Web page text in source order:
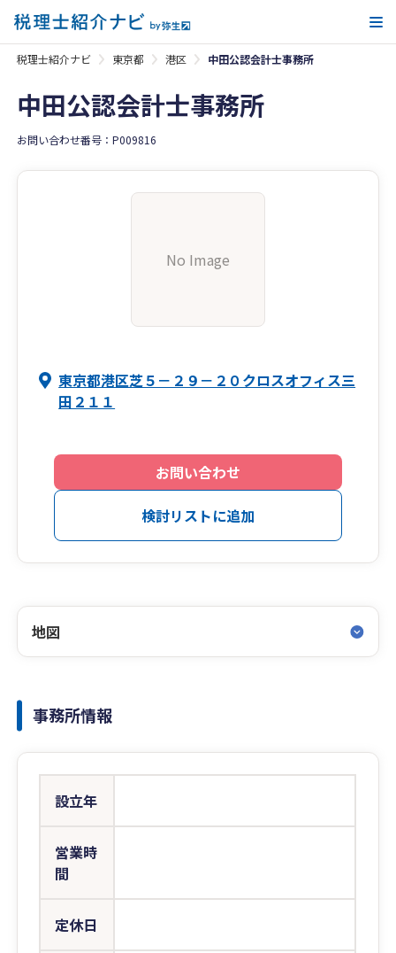
税理士紹介ナビ 東京都 港区 中田公認会計士事務所
中田公認会計士事務所
お問い合わせ番号：P009816
No Image
東京都港区芝５－２９－２０クロスオフィス三
田２１１
お問い合わせ
検討リストに追加
地図
事務所情報
設立年
営業時
間
定休日